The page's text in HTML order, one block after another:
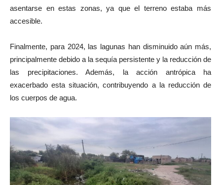
asentarse en estas zonas, ya que el terreno estaba más
accesible.
Finalmente, para 2024, las lagunas han disminuido aún más,
principalmente debido a la sequía persistente y la reducción de
las precipitaciones. Además, la acción antrópica ha
exacerbado esta situación, contribuyendo a la reducción de
los cuerpos de agua.